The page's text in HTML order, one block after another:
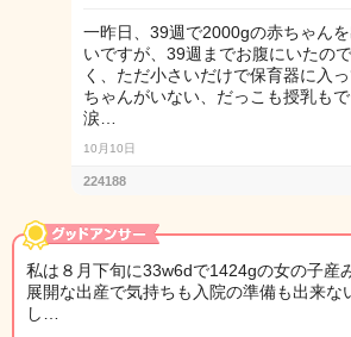
一昨日、39週で2000gの赤ちゃん
いですが、39週までお腹にいたの
く、ただ小さいだけで保育器に入
ちゃんがいない、だっこも授乳も
涙…
10月10日
224188
私は８月下旬に33w6dで1424gの女の子産
展開な出産で気持ちも入院の準備も出来な
し…